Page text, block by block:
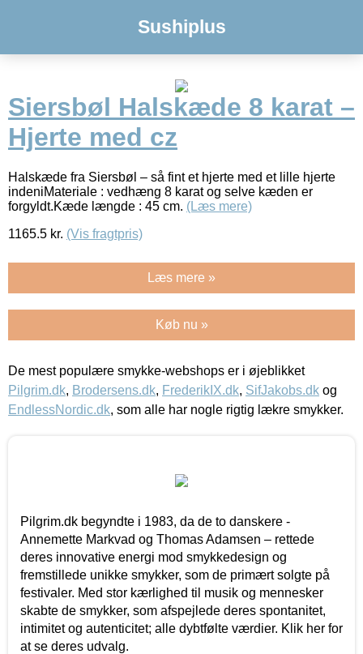
Sushiplus
Siersbøl Halskæde 8 karat –
Hjerte med cz
Halskæde fra Siersbøl – så fint et hjerte med et lille hjerte
indeniMateriale : vedhæng 8 karat og selve kæden er
forgyldt.Kæde længde : 45 cm. (Læs mere)
1165.5 kr. (Vis fragtpris)
Læs mere »
Køb nu »
De mest populære smykke-webshops er i øjeblikket
Pilgrim.dk, Brodersens.dk, FrederikIX.dk, SifJakobs.dk og
EndlessNordic.dk, som alle har nogle rigtig lækre smykker.
Pilgrim.dk begyndte i 1983, da de to danskere -
Annemette Markvad og Thomas Adamsen – rettede
deres innovative energi mod smykkedesign og
fremstillede unikke smykker, som de primært solgte på
festivaler. Med stor kærlighed til musik og mennesker
skabte de smykker, som afspejlede deres spontanitet,
intimitet og autenticitet; alle dybtfølte værdier. Klik her for
at se deres udvalg.